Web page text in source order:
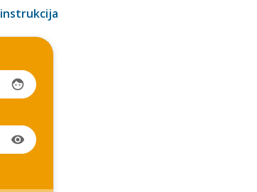
instrukcija
face
visibility